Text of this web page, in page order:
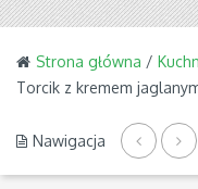
Strona główna /
Torcik z kremem
Nawigacja